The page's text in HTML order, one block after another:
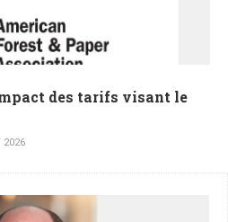
des tarifs visant le
2026